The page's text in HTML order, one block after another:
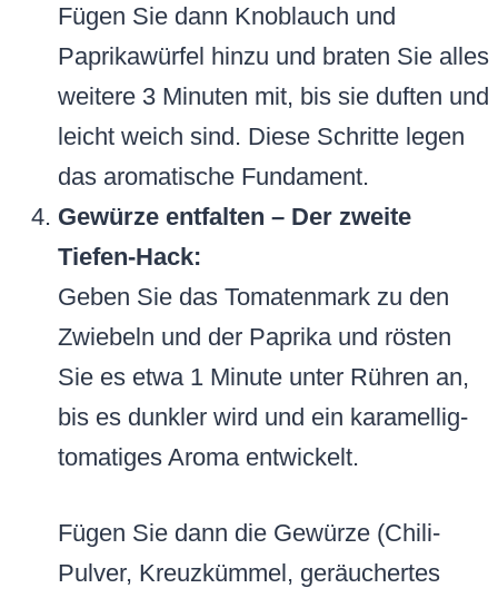
Fügen Sie dann Knoblauch und
Paprikawürfel hinzu und braten Sie alles
weitere 3 Minuten mit, bis sie duften und
leicht weich sind. Diese Schritte legen
das aromatische Fundament.
Gewürze entfalten – Der zweite
Tiefen-Hack:
Geben Sie das Tomatenmark zu den
Zwiebeln und der Paprika und rösten
Sie es etwa 1 Minute unter Rühren an,
bis es dunkler wird und ein karamellig-
tomatiges Aroma entwickelt.
Fügen Sie dann die Gewürze (Chili-
Pulver, Kreuzkümmel, geräuchertes